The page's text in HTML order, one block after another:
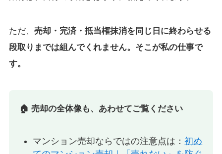
ただ、 売却・完済・抵当権抹消を同じ日に終わらせる
段取りまでは組んでくれません。そこが私の仕事で
す。
🏠 売却の全体像も、あわせてご覧ください
マンション売却ならではの注意点は：初め